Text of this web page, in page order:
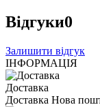
Відгуки0
Залишити відгук
ІНФОРМАЦІЯ
Доставка
Доставка Нова